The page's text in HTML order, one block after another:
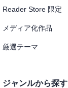
Reader Store 限定
メディア化作品
厳選テーマ
ジャンルから探す